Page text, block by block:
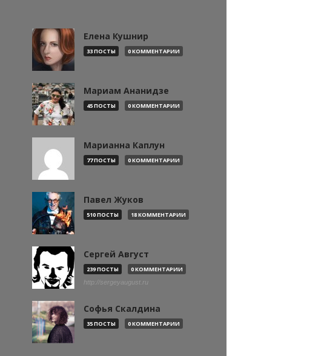
Елена Кушнир
33 ПОСТЫ 0 КОММЕНТАРИИ
Мариам Ананидзе
45 ПОСТЫ 0 КОММЕНТАРИИ
Марианна Каплун
77 ПОСТЫ 0 КОММЕНТАРИИ
Павел Жуков
510 ПОСТЫ 18 КОММЕНТАРИИ
Сергей Август
239 ПОСТЫ 0 КОММЕНТАРИИ
http://sergeyaugust.ru
Софья Скалдина
35 ПОСТЫ 0 КОММЕНТАРИИ